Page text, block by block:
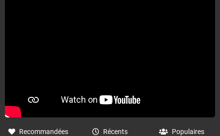
Recommandées Récents Populaires